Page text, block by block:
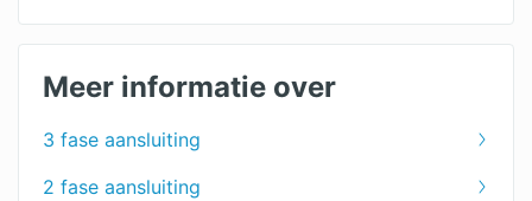
Verlichting aanleggen prijzen
Meer informatie over
3 fase aansluiting
2 fase aansluiting